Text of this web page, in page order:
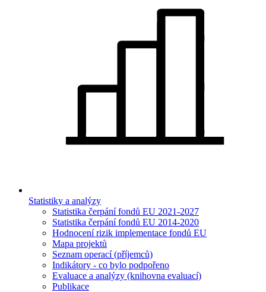
Statistiky a analýzy
Statistika čerpání fondů EU 2021-2027
Statistika čerpání fondů EU 2014-2020
Hodnocení rizik implementace fondů EU
Mapa projektů
Seznam operací (příjemců)
Indikátory - co bylo podpořeno
Evaluace a analýzy (knihovna evaluací)
Publikace